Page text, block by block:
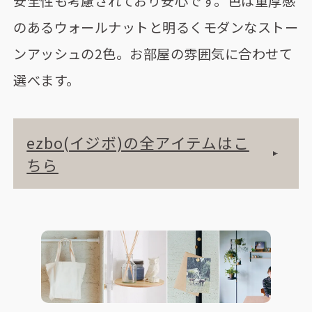
のあるウォールナットと明るくモダンなストー
ンアッシュの2色。お部屋の雰囲気に合わせて
選べます。
ezbo(イジボ)の全アイテムはこ
ちら